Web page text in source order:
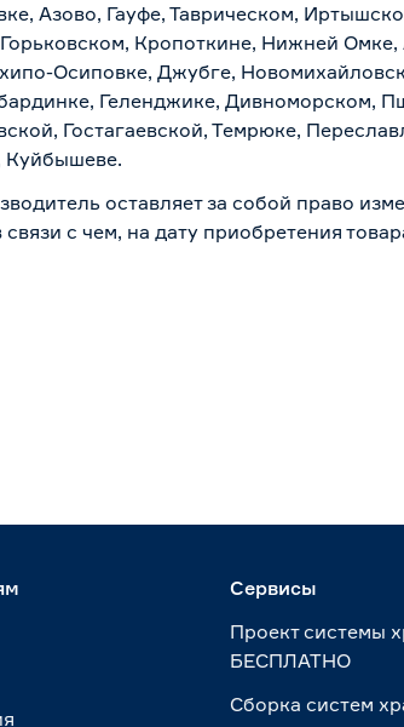
Азово, Гауфе, Таврическом,
Кропоткине, Нижней
Осиповке, Джубге,
Геленджике, Дивноморском,
Гостагаевской, Темрюке,
Куйбышеве.
оставляет за собой право
с чем, на дату приобретения
Сервисы
Проект системы
БЕСПЛАТНО
Сборка систем